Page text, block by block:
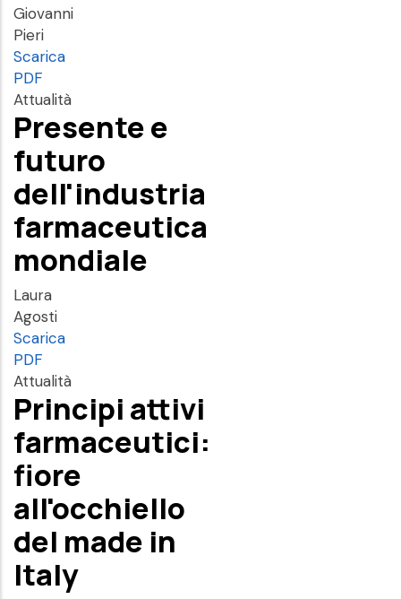
Giovanni
Pieri
Scarica
PDF
Attualità
Presente e
futuro
dell'industria
farmaceutica
mondiale
Laura
Agosti
Scarica
PDF
Attualità
Principi attivi
farmaceutici:
fiore
all'occhiello
del made in
Italy